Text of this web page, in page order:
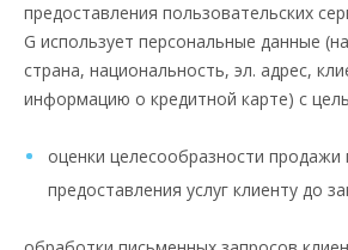
предоставления пользовательских
G использует персональные данные
страна, национальность, эл. адрес,
информацию о кредитной карте) с
оценки целесообразности продажи
предоставления услуг клиенту до